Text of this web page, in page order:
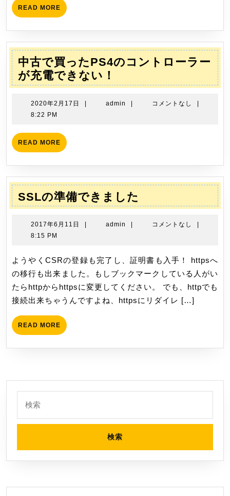
動
か
す
そ
の
６
READ MORE READ
MORE
中古で買ったPS4のコントローラー
が充電できない！
古
で
の
コ
ン
ト
ロ
ー
が
充
電
2020年2月17日
2020
| admin admin
| コメントなし
|
8:22 PM
READ MORE READ
MORE
SSLの準備できました
の
き
ま
し
た
2017年6月11日
2017
月
admin admin コメントなし
8:15 PM
ようやくCSRの登録も完了し、証明書も入手！ httpsへ
の移行も出来ました。もしブックマークしている人がい
たらhttpからhttpsに変更してください。 でも、httpでも
接続出来ちゃうんですよね、httpsにリダイレ […]
READ MORE READ
MORE
索: